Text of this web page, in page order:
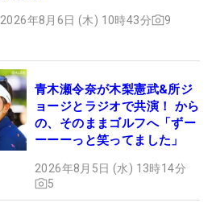
2026年8月6日 (木) 10時43分 9
青木瀬令奈が木梨憲武&所ジ
ョージとラジオで共演！ から
の、そのままゴルフへ「ずー
ーーーっと笑ってました」
2026年8月5日 (水) 13時14分
5